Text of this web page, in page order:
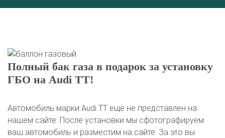
Полный бак газа в подарок за установку
ГБО на Audi TT!
Автомобиль марки Audi TT ещё не представлен на
нашем сайте. После установки мы сфотографируем
ваш автомобиль и разместим на сайте. За это вы